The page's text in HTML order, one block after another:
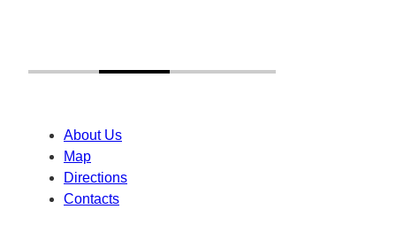
About Us
Map
Directions
Contacts